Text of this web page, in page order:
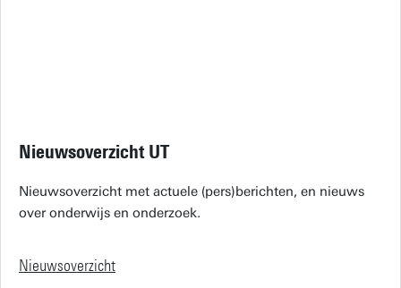
Nieuwsoverzicht UT
Nieuwsoverzicht met actuele (pers)berichten, en nieuws
over onderwijs en onderzoek.
Nieuwsoverzicht